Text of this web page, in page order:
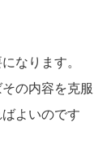
なります。
の内容を克服
よいのです